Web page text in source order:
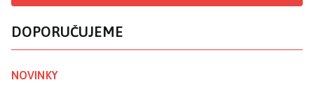
DOPORUČUJEME
NOVINKY